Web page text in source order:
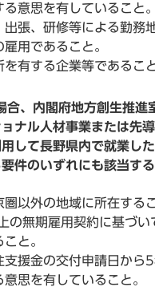
意思を有していること。
出張、研修等による勤務
用であること。
有する企業等であること
合、内閣府地方創生推進
ナル人材事業または先
して長野県内で就業し
件のいずれにも該当する
以外の地域に所在するこ
の無期雇用契約に基づい
と。
支援金の交付申請日から
意思を有していること。